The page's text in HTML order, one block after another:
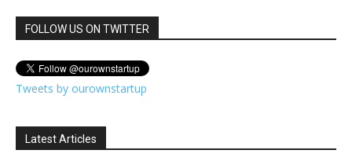
FOLLOW US ON TWITTER
Tweets by ourownstartup
Latest Articles